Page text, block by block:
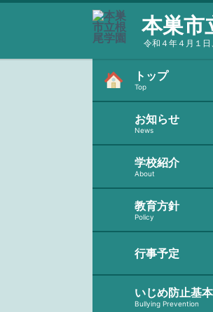
本巣市
令和４年４月１日
トップ
Top
お知らせ
News
学校紹介
About
教育方針
Policy
行事予定
いじめ防止基
Bullying Prevention